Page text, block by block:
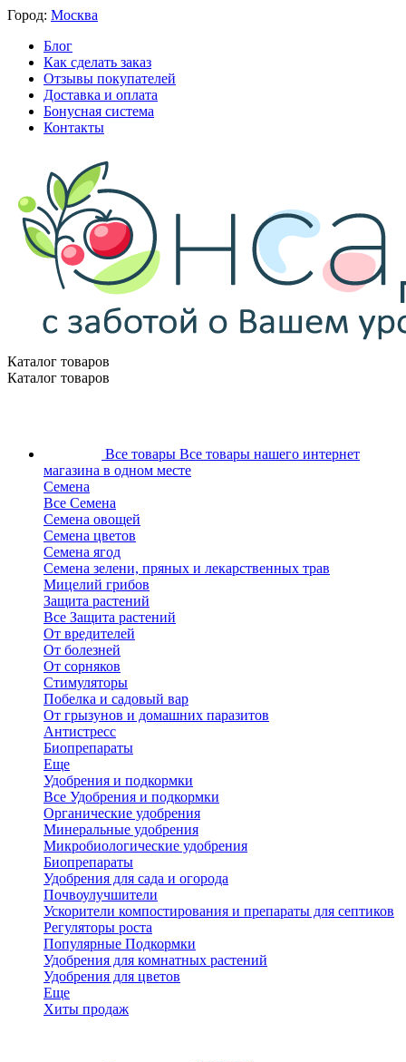
Город: Москва
Блог
Как сделать заказ
Отзывы покупателей
Доставка и оплата
Бонусная система
Контакты
Каталог товаров
Каталог товаров
Все товары Все товары нашего интернет
магазина в одном месте
Семена
Все Семена
Семена овощей
Семена цветов
Семена ягод
Семена зелени, пряных и лекарственных трав
Мицелий грибов
Защита растений
Все Защита растений
От вредителей
От болезней
От сорняков
Стимуляторы
Побелка и садовый вар
От грызунов и домашних паразитов
Антистресс
Биопрепараты
Еще
Удобрения и подкормки
Все Удобрения и подкормки
Органические удобрения
Минеральные удобрения
Микробиологические удобрения
Биопрепараты
Удобрения для сада и огорода
Почвоулучшители
Ускорители компостирования и препараты для септиков
Регуляторы роста
Популярные Подкормки
Удобрения для комнатных растений
Удобрения для цветов
Еще
Хиты продаж